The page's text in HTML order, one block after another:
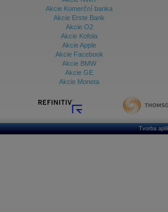
Akcie Komerční banka
Akcie Erste Bank
Akcie O2
Akcie Kofola
Akcie Apple
Akcie Facebook
Akcie BMW
Akcie GE
Akcie Moneta
Tvorba